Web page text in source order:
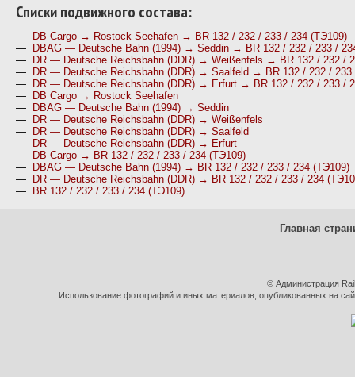
Cписки подвижного состава:
—
DB Cargo → Rostock Seehafen → BR 132 / 232 / 233 / 234 (ТЭ109)
—
DBAG — Deutsche Bahn (1994) → Seddin → BR 132 / 232 / 233 /
—
DR — Deutsche Reichsbahn (DDR) → Weißenfels → BR 132 / 232 /
—
DR — Deutsche Reichsbahn (DDR) → Saalfeld → BR 132 / 232 / 233
—
DR — Deutsche Reichsbahn (DDR) → Erfurt → BR 132 / 232 / 233 /
—
DB Cargo → Rostock Seehafen
—
DBAG — Deutsche Bahn (1994) → Seddin
—
DR — Deutsche Reichsbahn (DDR) → Weißenfels
—
DR — Deutsche Reichsbahn (DDR) → Saalfeld
—
DR — Deutsche Reichsbahn (DDR) → Erfurt
—
DB Cargo → BR 132 / 232 / 233 / 234 (ТЭ109)
—
DBAG — Deutsche Bahn (1994) → BR 132 / 232 / 233 / 234 (ТЭ109)
—
DR — Deutsche Reichsbahn (DDR) → BR 132 / 232 / 233 / 234
—
BR 132 / 232 / 233 / 234 (ТЭ109)
Главная
© Администрация
Использование фотографий и иных материалов, опубликованных на